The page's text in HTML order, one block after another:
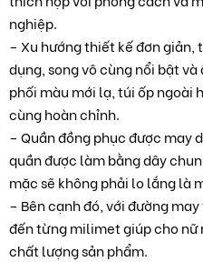
nghiệp.
– Xu hướng thiết kế đơn
dụng, song vô cùng nổi bật
phối màu mới lạ, túi ốp ngoài
cùng hoàn chỉnh.
– Quần đồng phục được may
quần được làm bằng dây
mặc sẽ không phải lo lắng là
– Bên cạnh đó, với đường
đến từng milimet giúp cho nữ
chất lượng sản phẩm.